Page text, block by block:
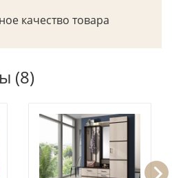
качество товара
(8)